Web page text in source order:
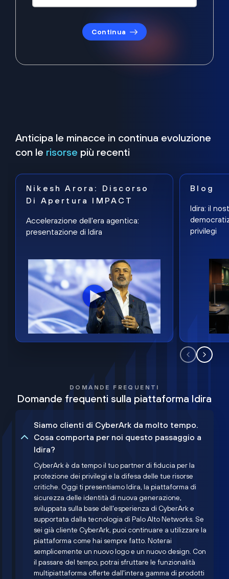
Continua
Anticipa le minacce in continua evoluzione
con le risorse più recenti
Nikesh Arora: Discorso
Di Apertura IMPACT
Accelerazione dell'era agentica:
presentazione di Idira
Blog
Idira: il
privilegi
DOMANDE FREQUENTI
Domande frequenti sulla piattaforma Idira
Siamo clienti di CyberArk da molto tempo.
Cosa comporta per noi questo passaggio a
Idira?
CyberArk è da tempo il tuo partner di fiducia per la
protezione dei privilegi e la difesa delle tue risorse
critiche. Oggi ti presentiamo Idira, la piattaforma di
sicurezza delle identità di nuova generazione,
sviluppata sulla base dell'esperienza di CyberArk e
supportata dalla tecnologia di Palo Alto Networks. Se
sei già cliente CyberArk, puoi continuare a utilizzare la
piattaforma come hai sempre fatto. Noterai
semplicemente un nuovo logo e un nuovo design. Con
il passare del tempo, potrai sfruttare le funzionalità
multipiattaforma offerte dall'intera gamma di prodotti